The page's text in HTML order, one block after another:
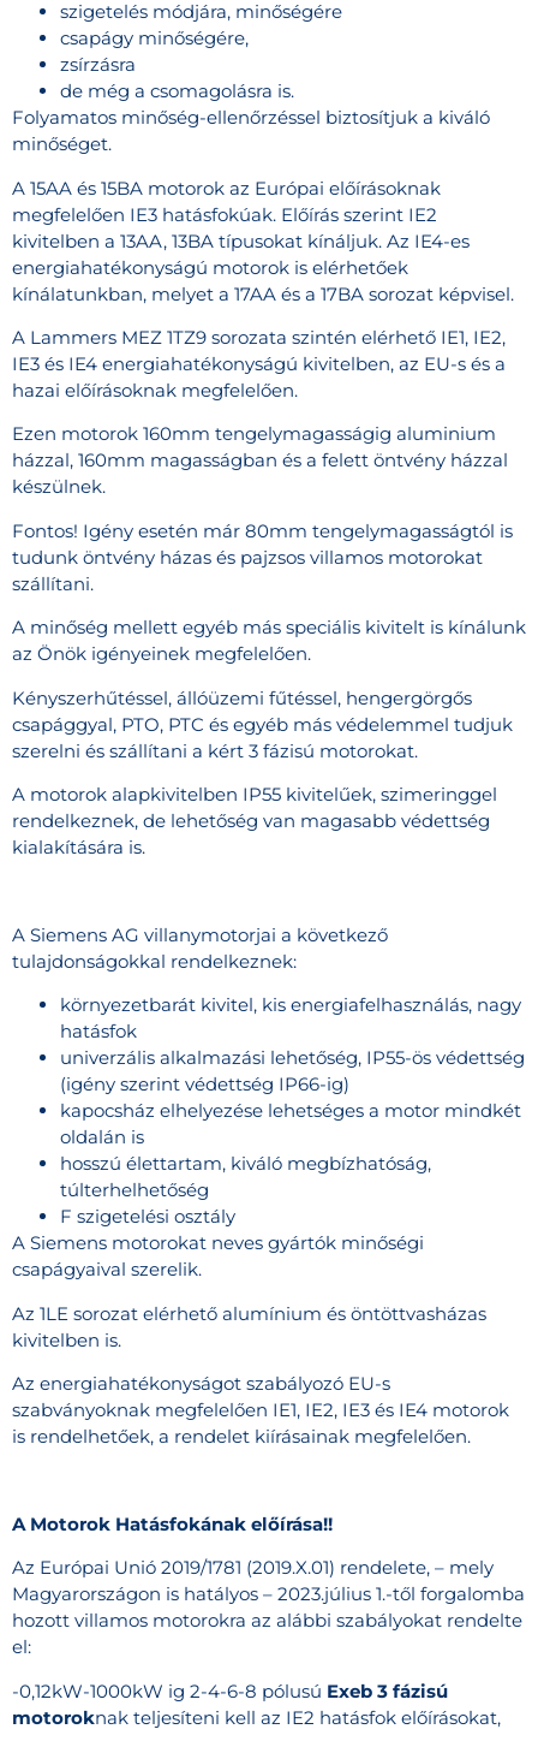
szigetelés módjára, minőségére
csapágy minőségére,
zsírzásra
de még a csomagolásra is.
Folyamatos minőség-ellenőrzéssel biztosítjuk a kiváló
minőséget.
A 15AA és 15BA motorok az Európai előírásoknak
megfelelően IE3 hatásfokúak. Előírás szerint IE2
kivitelben a 13AA, 13BA típusokat kínáljuk. Az IE4-es
energiahatékonyságú motorok is elérhetőek
kínálatunkban, melyet a 17AA és a 17BA sorozat képvisel.
A Lammers MEZ 1TZ9 sorozata szintén elérhető IE1, IE2,
IE3 és IE4 energiahatékonyságú kivitelben, az EU-s és a
hazai előírásoknak megfelelően.
Ezen motorok 160mm tengelymagasságig aluminium
házzal, 160mm magasságban és a felett öntvény házzal
készülnek.
Fontos! Igény esetén már 80mm tengelymagasságtól is
tudunk öntvény házas és pajzsos villamos motorokat
szállítani.
A minőség mellett egyéb más speciális kivitelt is kínálunk
az Önök igényeinek megfelelően.
Kényszerhűtéssel, állóüzemi fűtéssel, hengergörgős
csapággyal, PTO, PTC és egyéb más védelemmel tudjuk
szerelni és szállítani a kért 3 fázisú motorokat.
A motorok alapkivitelben IP55 kivitelűek, szimeringgel
rendelkeznek, de lehetőség van magasabb védettség
kialakítására is.
A Siemens AG villanymotorjai a következő
tulajdonságokkal rendelkeznek:
környezetbarát kivitel, kis energiafelhasználás, nagy
hatásfok
univerzális alkalmazási lehetőség, IP55-ös védettség
(igény szerint védettség IP66-ig)
kapocsház elhelyezése lehetséges a motor mindkét
oldalán is
hosszú élettartam, kiváló megbízhatóság,
túlterhelhetőség
F szigetelési osztály
A Siemens motorokat neves gyártók minőségi
csapágyaival szerelik.
Az 1LE sorozat elérhető alumínium és öntöttvasházas
kivitelben is.
Az energiahatékonyságot szabályozó EU-s
szabványoknak megfelelően IE1, IE2, IE3 és IE4 motorok
is rendelhetőek, a rendelet kiírásainak megfelelően.
A Motorok Hatásfokának előírása!!
Az Európai Unió 2019/1781 (2019.X.01) rendelete, – mely
Magyarországon is hatályos – 2023.július 1.-től forgalomba
hozott villamos motorokra az alábbi szabályokat rendelte
el:
-0,12kW-1000kW ig 2-4-6-8 pólusú Exeb 3 fázisú
motoroknak teljesíteni kell az IE2 hatásfok előírásokat,